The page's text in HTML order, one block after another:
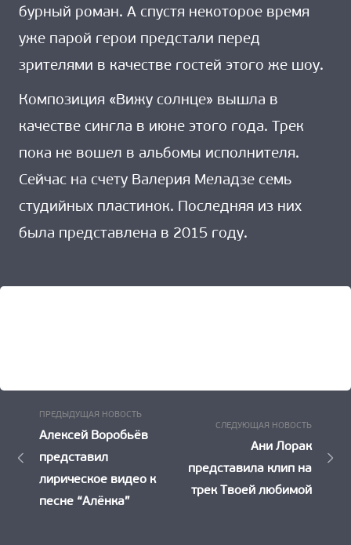
бурный роман. А спустя некоторое время
уже парой герои предстали перед
зрителями в качестве гостей этого же шоу.
Композиция «Вижу солнце» вышла в
качестве сингла в июне этого года. Трек
пока не вошел в альбомы исполнителя.
Сейчас на счету Валерия Меладзе семь
студийных пластинок. Последняя из них
была представлена в 2015 году.
Навигация
записям
ПРЕДЫДУЩАЯ НОВОСТЬПредыдущая
Новость:
Алексей Воробьёв
представил
лирическое видео к
песне “Алёнка”
СЛЕДУЮЩАЯ НОВОСТЬ
Ани Лорак
представила клип на
трек Твоей любимой